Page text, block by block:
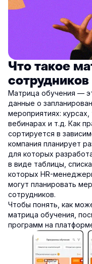
Что такое
сотрудников
Матрица обучения —
данные о
мероприятиях: курсах,
вебинарах и т.д. Как
сортируется в
компания планирует
для которых
в виде таблицы,
которых HR-
могут планировать
сотрудников.
Чтобы понять, как
матрица обучения,
программ на